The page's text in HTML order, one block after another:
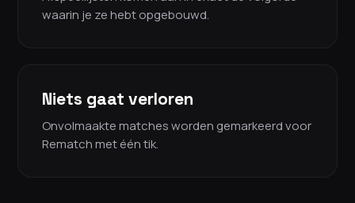
waarin je ze hebt opgebouwd.
Niets gaat verloren
Onvolmaakte matches worden gemarkeerd voor
Rematch met één tik.